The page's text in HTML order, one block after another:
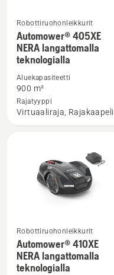
Katso
lisätietoja
tuotteesta
Automower®
405XE
NERA
langattomalla
Robottiruohonleikkurit
Automower® 405XE
NERA langattomalla
teknologialla
Aluekapasiteetti
900 m²
Rajatyyppi
Virtuaaliraja, Rajakaapeli
Katso
lisätietoja
tuotteesta
Robottiruohonleikkurit
Automower® 410XE
NERA langattomalla
teknologialla